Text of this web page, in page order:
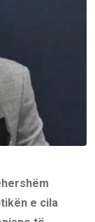
e cila